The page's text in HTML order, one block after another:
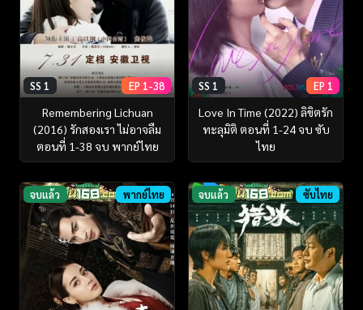
SS 1 EP 1-38
Remembering Lichuan
(2016) รักสองเรา ไม่อาจลืม
ตอนที่ 1-38 จบ พากย์ไทย
SS 1 EP 1
Love In Time (2022) ลิขิตรัก
ทะลุมิติ ตอนที่ 1-24 จบ ซับ
ไทย
จบแล้ว พากย์ไทย จบแล้ว ซับไทย